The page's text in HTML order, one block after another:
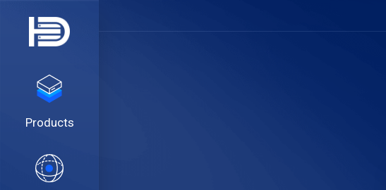
Products